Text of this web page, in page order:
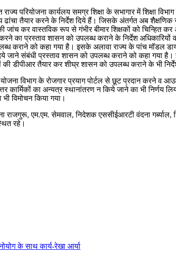
परियोजना कार्यलय समग्र शिक्षा के सभागार में शिक्षा
तैयार करने के निर्देश दिये हैं। जिसके अंतर्गत अब शैक्षणिक
कर वास्तविक रूप से गंभीर बीमार शिक्षकों को चिन्हित कर
का प्रस्ताव शासन को उपलब्ध कराने के निर्देश
कराने को कहा गया है। इसके अलावा राज्य के पांच मॉडल
जाने संबंधी प्रस्ताव शासन को उपलब्ध कराने को कहा गया
की डीपीआर तैयार कर शीघ्र शासन को उपलब्ध कराने के भी
विभाग के रोजगार प्रयाग पोर्टल से छूट प्रदान करने
का अन्यत्र स्थानांतरण न किये जाने का भी निर्णय
भी विमोचन किया गया।
राजगुरू, एम.एम. सेमवाल, निदेशक एससीईआरटी वंदना गर्ब्याल,
रहे।
के साथ कार्य-रेखा आर्या